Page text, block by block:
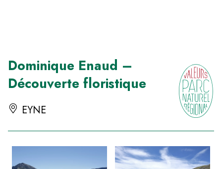
Dominique Enaud –
Découverte floristique
EYNE